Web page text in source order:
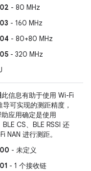
- 80 MHz
- 160 MHz
- 80+80 MHz
- 320 MHz
此信息有助于使用 Wi-Fi
导可实现的测距精度，
应用确定是使用
BLE CS、BLE RSSI 还
NAN 进行测距。
- 未定义
- 1 个接收链